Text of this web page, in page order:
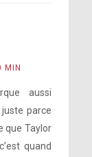
MIN
aussi
parce
que Taylor
quand